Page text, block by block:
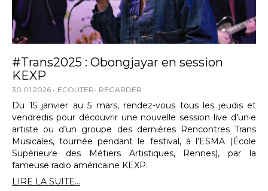
#Trans2025 : Obongjayar en session
KEXP
30.01.2026 ECOUTER REGARDER
Du 15 janvier au 5 mars, rendez-vous tous les jeudis et
vendredis pour découvrir une nouvelle session live d’un·e
artiste ou d’un groupe des dernières Rencontres Trans
Musicales, tournée pendant le festival, à l’ESMA (École
Supérieure des Métiers Artistiques, Rennes), par la
fameuse radio américaine KEXP.
LIRE LA SUITE...